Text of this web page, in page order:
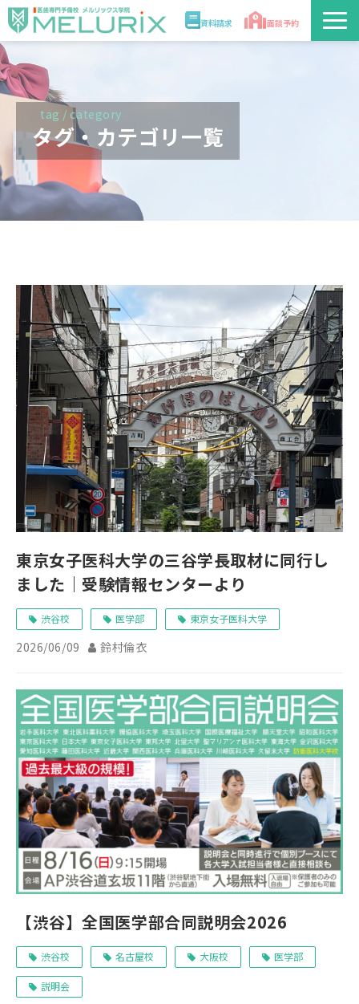
資料請求 面談予約
説明会/講座
校舎情報
入学案内
合格実績・合格体験記
医学部解答速報2026
tag / category
タグ・カテゴリ一覧
東京女子医科大学の三谷学長取材に同行し
ました｜受験情報センターより
渋谷校 医学部 東京女子医科大学
2026/06/09 鈴村倫衣
【渋谷】全国医学部合同説明会2026
渋谷校 名古屋校 大阪校 医学部
説明会